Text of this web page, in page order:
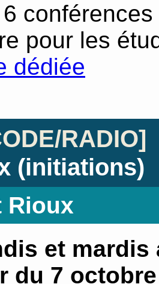
pour les
dédiée
RADIO]
(initiations)
Rioux
et mardis
du 7 octobre